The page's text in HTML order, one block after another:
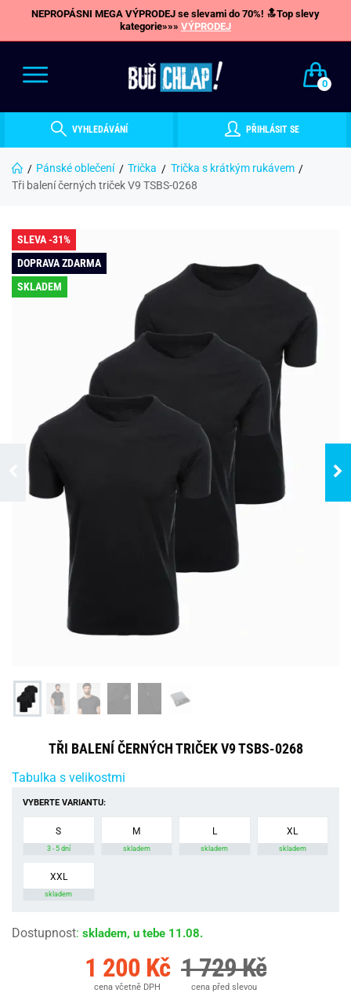
NEPROPÁSNI MEGA VÝPRODEJ se slevami do 70%! 🔝Top slevy
kategorie»»» VÝPRODEJ
0
VYHLEDÁVÁNÍ PŘIHLÁSIT SE
Pánské oblečení Trička
Trička s krátkým rukávem
Tři balení černých triček V9 TSBS-0268
SLEVA -31%
DOPRAVA ZDARMA
SKLADEM
TŘI BALENÍ ČERNÝCH TRIČEK V9 TSBS-0268
Tabulka s velikostmi
VYBERTE VARIANTU:
S
3 - 5 dní
M
skladem
L
skladem
XL
skladem
XXL
skladem
Dostupnost: skladem, u tebe 11.08.
1 200 Kč
cena včetně DPH
1 729 Kč
cena před slevou